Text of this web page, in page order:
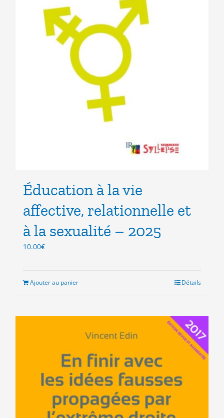
Éducation à la vie
affective, relationnelle et
à la sexualité – 2025
10.00€
Ajouter au panier Détails